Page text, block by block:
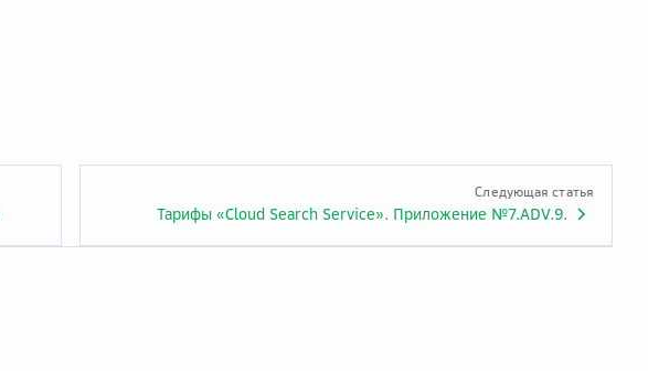
Следующая статья
Тарифы «Cloud Search Service». Приложение №7.ADV.9.